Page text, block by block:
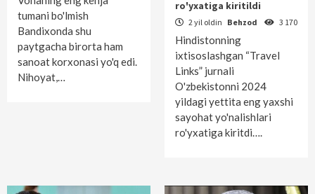
tumani bo'lmish
Bandixonda shu
paytgacha birorta ham
sanoat korxonasi yo'q edi.
Nihoyat,…
ro'yxatiga kiritildi
2 yil oldin Behzod 3 170
Hindistonning
ixtisoslashgan “Travel
Links” jurnali
O'zbekistonni 2024
yildagi yettita eng yaxshi
sayohat yo'nalishlari
ro'yxatiga kiritdi….